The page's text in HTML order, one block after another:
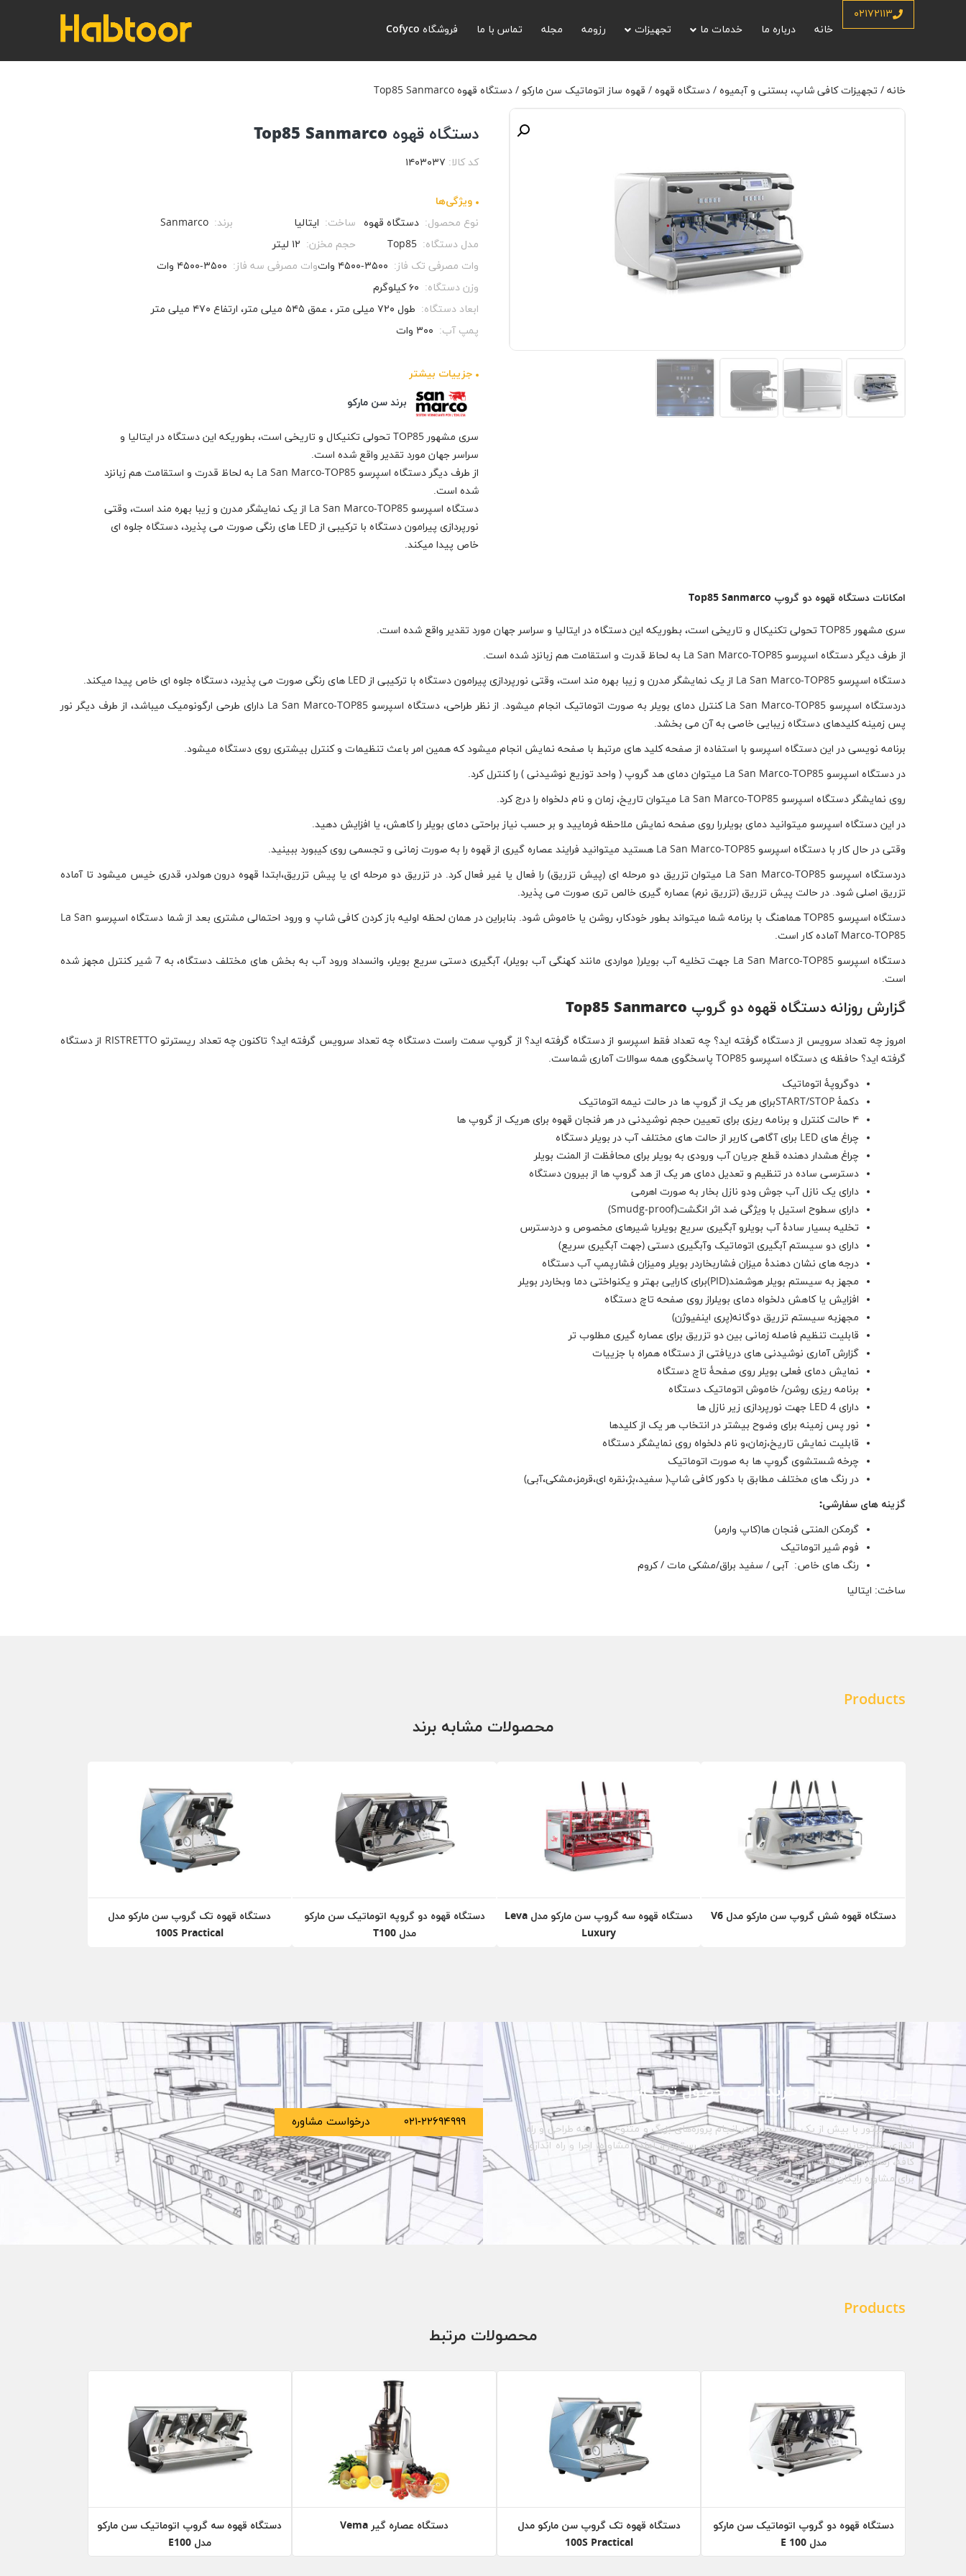
۰۲۱۷۲۱۱۳
خانه
درباره ما خدمات ما تجهیزات رزومه مجله تماس با ما فروشگاه Cofyco
تجهیزات کافی شاپ، بستنی و آبمیوه
خانه / تجهیزات کافی شاپ، بستنی و آبمیوه / دستگاه قهوه / قهوه ساز اتوماتیک سن مارکو / دستگاه قهوه Top85 Sanmarco
دستگاه قهوه Top85 Sanmarco
برند سن مارکو
سری مشهور TOP85 تحولی تکنیکال و تاریخی است، بطوریکه این دستگاه در ایتالیا و
سراسر جهان مورد تقدیر واقع شده است.
از طرف دیگر دستگاه اسپرسو La San Marco-TOP85 به لحاظ قدرت و استقامت هم زبانزد
شده است.
دستگاه اسپرسو La San Marco-TOP85 از یک نمایشگر مدرن و زیبا بهره مند است، وقتی
نورپردازی پیرامون دستگاه با ترکیبی از LED های رنگی صورت می پذیرد، دستگاه جلوه ای
خاص پیدا میکند.
کد کالا: ۱۴۰۳۰۳۷
ویژگی‌ها
نوع محصول: دستگاه قهوه ساخت: ایتالیا برند: Sanmarco
مدل دستگاه: Top85 حجم مخزن: ۱۲ لیتر
وات مصرفی تک فاز: ۳۵۰۰-۴۵۰۰ وات وات مصرفی سه فاز: ۳۵۰۰-۴۵۰۰ وات
وزن دستگاه: ۶۰ کیلوگرم
ابعاد دستگاه: طول ۷۲۰ میلی متر ، عمق ۵۴۵ میلی متر، ارتفاع ۴۷۰ میلی متر
پمپ آب: ۳۰۰ وات
جزيیات بیشتر
امکانات دستگاه قهوه دو گروپ Top85 Sanmarco
سری مشهور TOP85 تحولی تکنیکال و تاریخی است، بطوریکه این دستگاه در ایتالیا و سراسر جهان مورد تقدیر واقع شده است.
از طرف دیگر دستگاه اسپرسو La San Marco-TOP85 به لحاظ قدرت و استقامت هم زبانزد شده است.
دستگاه اسپرسو La San Marco-TOP85 از یک نمایشگر مدرن و زیبا بهره مند است، وقتی نورپردازی پیرامون دستگاه با ترکیبی از LED های رنگی صورت می پذیرد، دستگاه جلوه ای خاص پیدا میکند.
دردستگاه اسپرسو La San Marco-TOP85 کنترل دمای بویلر به صورت اتوماتیک انجام میشود. از نظر طراحی، دستگاه اسپرسو La San Marco-TOP85 دارای طرحی ارگونومیک میباشد، از طرف دیگر نور
پس زمینه کلیدهای دستگاه زیبایی خاصی به آن می بخشد.
برنامه نویسی در این دستگاه اسپرسو با استفاده از صفحه کلید های مرتبط با صفحه نمایش انجام میشود که همین امر باعث تنظیمات و کنترل بیشتری روی دستگاه میشود.
در دستگاه اسپرسو La San Marco-TOP85 میتوان دمای هد گروپ ( واحد توزیع نوشیدنی ) را کنترل کرد.
روی نمایشگر دستگاه اسپرسو La San Marco-TOP85 میتوان تاریخ، زمان و نام دلخواه را درج کرد.
در این دستگاه اسپرسو میتوانید دمای بویلررا روی صفحه نمایش ملاحظه فرمایید و بر حسب نیاز براحتی دمای بویلر را کاهش، یا افزایش دهید.
وقتی در حال کار با دستگاه اسپرسو La San Marco-TOP85 هستید میتوانید فرایند عصاره گیری از قهوه را به صورت زمانی و تجسمی روی کیبورد ببینید.
دردستگاه اسپرسو La San Marco-TOP85 میتوان تزریق دو مرحله ای (پیش تزریق) را فعال یا غیر فعال کرد. در تزریق دو مرحله ای یا پیش تزریق،ابتدا قهوه درون هولدر، قدری خیس میشود تا آماده
تزریق اصلی شود. در حالت پیش تزریق (تزریق نرم) عصاره گیری خالص تری صورت می پذیرد.
دستگاه اسپرسو TOP85 هماهنگ با برنامه شما میتواند بطور خودکار، روشن یا خاموش شود. بنابراین در همان لحظه اولیه باز کردن کافی شاپ و ورود احتمالی مشتری بعد از شما دستگاه اسپرسو La San
Marco-TOP85 آماده کار است.
دستگاه اسپرسو La San Marco-TOP85 جهت تخلیه آب بویلر( مواردی مانند کهنگی آب بویلر)، آبگیری دستی سریع بویلر، وانسداد ورود آب به بخش های مختلف دستگاه، به 7 شیر کنترل مجهز شده
است.
گزارش روزانه دستگاه قهوه دو گروپ Top85 Sanmarco
امروز چه تعداد سرویس از دستگاه گرفته اید؟ چه تعداد فقط اسپرسو از دستگاه گرفته اید؟ از گروپ سمت راست دستگاه چه تعداد سرویس گرفته اید؟ تاکنون چه تعداد ریسترتو RISTRETTO از دستگاه
گرفته اید؟ حافظه ی دستگاه اسپرسو TOP85 پاسخگوی همه سوالات آماری شماست.
دوگروپۀ اتوماتیک
دکمۀ START/STOPبرای هر یک از گروپ ها در حالت نیمه اتوماتیک
۴ حالت کنترل و برنامه ریزی برای تعیین حجم نوشیدنی در هر فنجان قهوه برای هریک از گروپ ها
چراغ های LED برای آگاهی کاربر از حالت های مختلف آب در بویلر دستگاه
چراغ هشدار دهنده قطع جریان آب ورودی به بویلر برای محافظت از المنت بویلر
دسترسی ساده در تنظیم و تعدیل دمای هر یک از هد گروپ ها از بیرون دستگاه
دارای یک نازل آب جوش ودو نازل بخار به صورت اهرمی
دارای سطوح استیل با ویژگی ضد اثر انگشت(Smudg-proof)
تخلیه بسیار سادۀ آب بویلرو آبگیری سریع بویلربا شیرهای مخصوص و دردسترس
دارای دو سیستم آبگیری اتوماتیک وآبگیری دستی (جهت آبگیری سریع)
درجه های نشان دهندۀ میزان فشاربخاردر بویلر ومیزان فشارپمپ آب دستگاه
مجهز به سیستم بویلر هوشمند(PID)برای کارایی بهتر و یکنواختی دما وبخاردر بویلر
افزایش یا کاهش دلخواه دمای بویلراز روی صفحه تاچ دستگاه
مجهزبه سیستم تزریق دوگانه(پری اینفیوژن)
قابلیت تنظیم فاصله زمانی بین دو تزریق برای عصاره گیری مطلوب تر
گزارش آماری نوشیدنی های دریافتی از دستگاه همراه با جزییات
نمایش دمای فعلی بویلر روی صفحۀ تاچ دستگاه
برنامه ریزی روشن/ خاموش اتوماتیک دستگاه
دارای 4 LED جهت نورپردازی زیر نازل ها
نور پس زمینه برای وضوح بیشتر در انتخاب هر یک از کلیدها
قابلیت نمایش تاریخ،زمان،و نام دلخواه روی نمایشگر دستگاه
چرخه شستشوی گروپ ها به صورت اتوماتیک
در رنگ های مختلف مطابق با دکور کافی شاپ( سفید،بژ،نقره ای،قرمز،مشکی،آبی)
گزینه های سفارشی:
گرمکن المنتی فنجان ها(کاپ وارمر)
فوم شیر اتوماتیک
رنگ های خاص: آبی / سفید براق/مشکی مات / کروم
ساخت: ایتالیا
Products
محصولات مشابه برند
دستگاه قهوه شش گروپ سن مارکو مدل V6
دستگاه قهوه سه گروپ سن مارکو مدل Leva
Luxury
دستگاه قهوه دو گروپه اتوماتیک سن مارکو
مدل T100
دستگاه قهوه تک گروپ سن مارکو مدل
100S Practical
بـــرای مشـــاوره و خرید این محصول تمــــاس بگیــــرید
شرکت حبتور با بیش از یک دهه تجربه در انجام پروژه‌های بزرگ و متنوع در زمینه طراحی و راه
اندازی آشپزخانه صنعتی و تامین تجهیزات کافه و رستوران، آماده مشاوره، اجرا و راه اندازی
کافه، رستوران و یا فست فود شماست.
برای مشاوره رایگان همین حالا با ما تماس بگیرید.
۰۲۱-۲۲۶۹۴۹۹۹ درخواست مشاوره
Products
محصولات مرتبط
دستگاه قهوه دو گروپ اتوماتیک سن مارکو
مدل 100 E
دستگاه قهوه تک گروپ سن مارکو مدل
100S Practical
دستگاه عصاره گیر Vema
دستگاه قهوه سه گروپ اتوماتیک سن مارکو
مدل E100